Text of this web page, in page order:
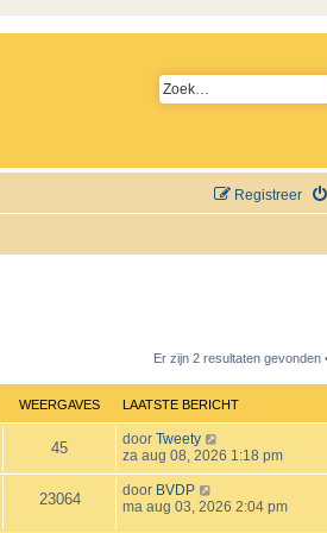
Registreer
Er zijn 2 resultaten gevonden
WEERGAVES LAATSTE BERICHT
45W
L
a
a
t
s
door Tweety
za aug 08, 2026 1:18 pm
23064W
L
a
door BVDP
ma aug 03, 2026 2:04 pm